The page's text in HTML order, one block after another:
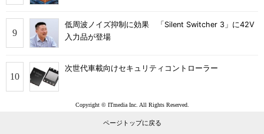
低周波ノイズ抑制に効果 「Silent Switcher 3」に42V
入力品が登場
次世代車載向けセキュリティコントローラー
Copyright © ITmedia Inc. All Rights Reserved.
ページトップに戻る